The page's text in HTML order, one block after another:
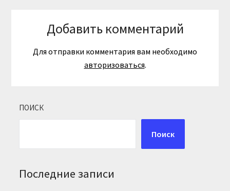
Добавить комментарий
Для отправки комментария вам необходимо
авторизоваться.
ПОИСК
Поиск
Последние записи